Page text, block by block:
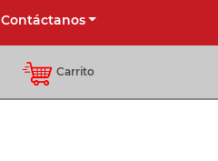
Contáctanos
Carrito